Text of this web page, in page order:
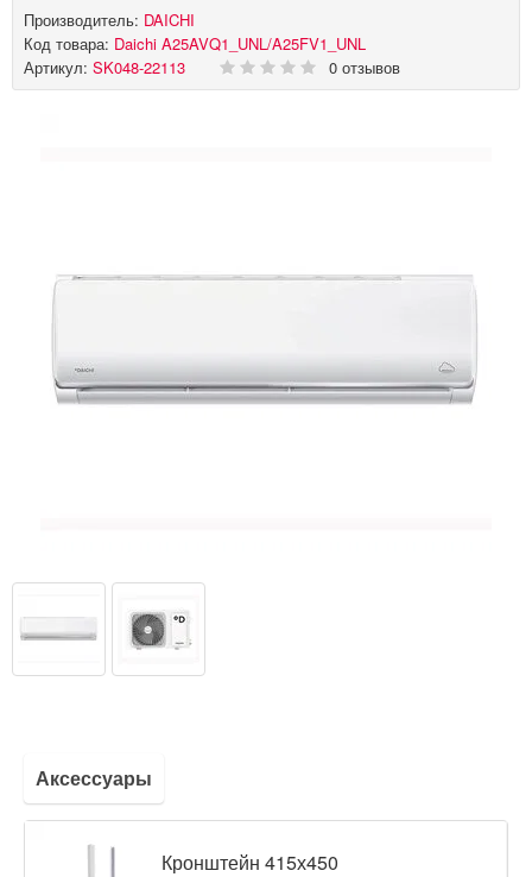
Производитель: DAICHI
Код товара: Daichi A25AVQ1_UNL/A25FV1_UNL
Артикул: SK048-22113 0 отзывов
Аксессуары
Кронштейн 415х450